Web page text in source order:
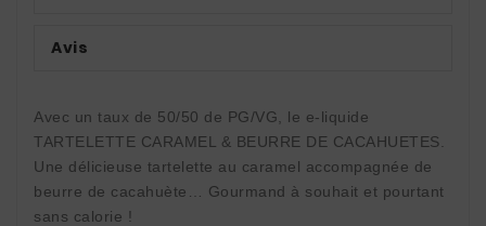
Avis
Avec un taux de 50/50 de PG/VG, le e-liquide
TARTELETTE CARAMEL & BEURRE DE CACAHUETES.
Une délicieuse tartelette au caramel accompagnée de
beurre de cacahuète… Gourmand à souhait et pourtant
sans calorie !